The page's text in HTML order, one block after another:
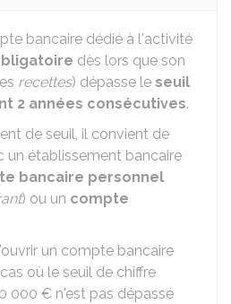
bancaire dédié à l'activité
dès lors que son
recettes) dépasse le seuil
2 années consécutives.
de seuil, il convient de
un établissement bancaire
bancaire personnel
) ou un compte
un compte bancaire
où le seuil de chiffre
000 € n'est pas dépassé